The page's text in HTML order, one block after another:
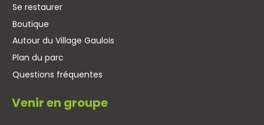
Se restaurer
Boutique
Autour du Village Gaulois
Plan du parc
Questions fréquentes
Venir en groupe